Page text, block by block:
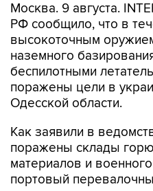
Москва. 9 августа.
РФ сообщило, что в
высокоточным
наземного
беспилотными
поражены цели в
Одесской области.
Как заявили в
поражены склады
материалов и
портовый